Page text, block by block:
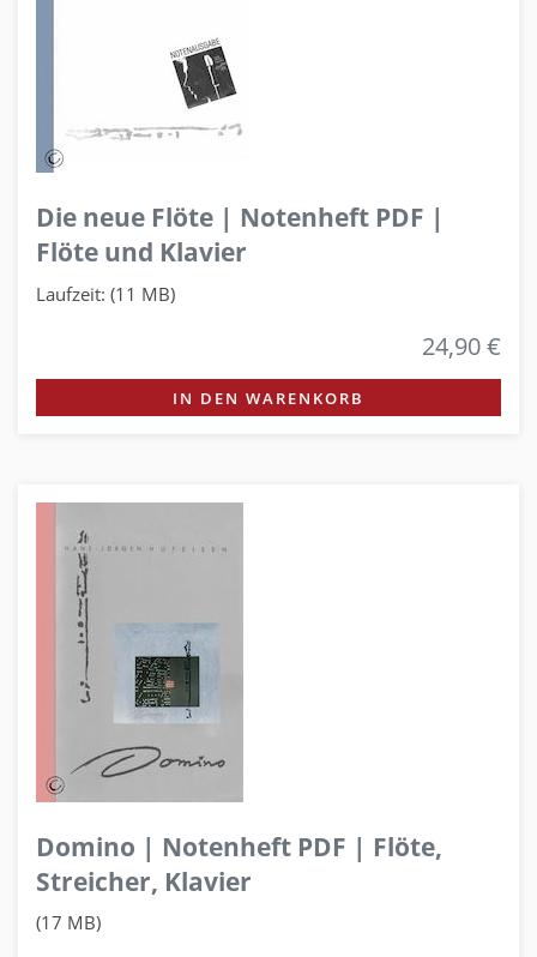
Die neue Flöte | Notenheft PDF |
Flöte und Klavier
Laufzeit: (11 MB)
24,90 €
IN DEN WARENKORB
Domino | Notenheft PDF | Flöte,
Streicher, Klavier
(17 MB)